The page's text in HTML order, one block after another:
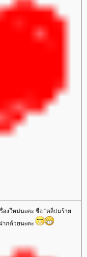
องใหม่นะคะ ชื่อ "คลี่ปมร้า
ากด้วยนะคะ